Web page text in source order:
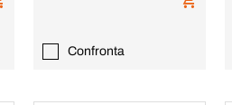
Confronta